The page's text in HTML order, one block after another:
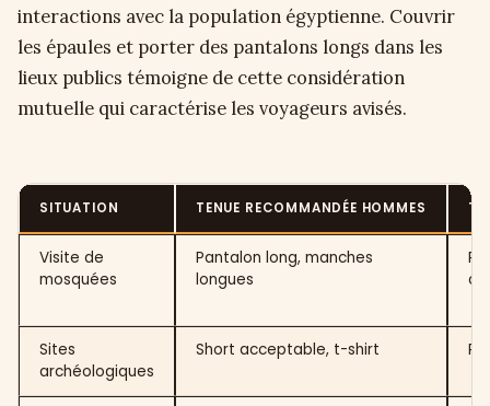
interactions avec la population égyptienne. Couvrir
les épaules et porter des pantalons longs dans les
lieux publics témoigne de cette considération
mutuelle qui caractérise les voyageurs avisés.
SITUATION TENUE RECOMMANDÉE HOMMES
Visite de
mosquées
Pantalon long, manches
longues
Sites
archéologiques
Short acceptable, t-shirt